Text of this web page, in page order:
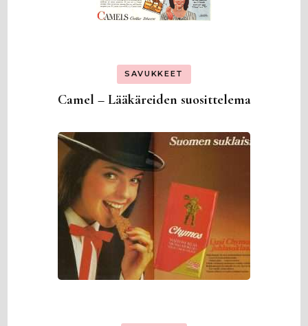
SAVUKKEET
Camel – Lääkäreiden suosittelema